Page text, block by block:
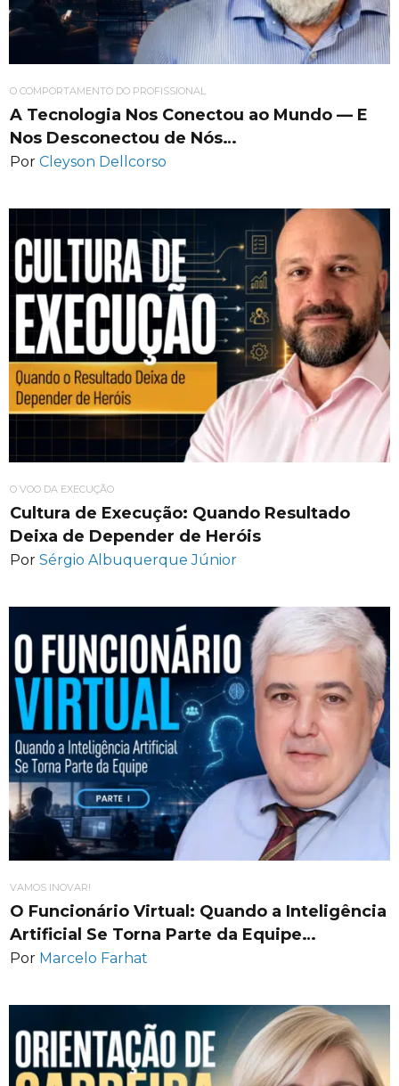
O COMPORTAMENTO DO PROFISSIONAL
A Tecnologia Nos Conectou ao Mundo — E
Nos Desconectou de Nós…
Por Cleyson Dellcorso
O VOO DA EXECUÇÃO
Cultura de Execução: Quando Resultado
Deixa de Depender de Heróis
Por Sérgio Albuquerque Júnior
VAMOS INOVAR!
O Funcionário Virtual: Quando a Inteligência
Artificial Se Torna Parte da Equipe…
Por Marcelo Farhat